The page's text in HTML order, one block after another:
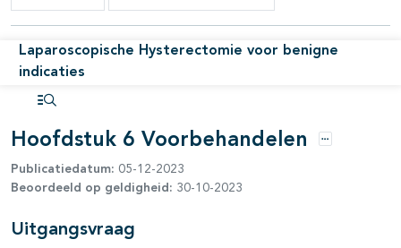
Laparoscopische Hysterectomie voor benigne
indicaties
open- en dichtklappen
open- en dichtklappen
Hoofdstuk 6 Voorbehandelen Opties
Publicatiedatum: 05-12-2023
Beoordeeld op geldigheid: 30-10-2023
Uitgangsvraag